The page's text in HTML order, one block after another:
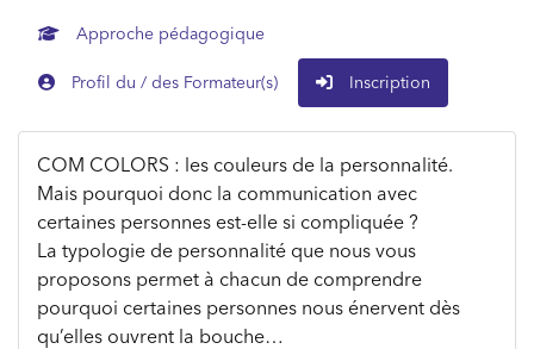
Approche pédagogique
Profil du / des Formateur(s) Inscription
COM COLORS : les couleurs de la personnalité.
Mais pourquoi donc la communication avec
certaines personnes est-elle si compliquée ?
La typologie de personnalité que nous vous
proposons permet à chacun de comprendre
pourquoi certaines personnes nous énervent dès
qu’elles ouvrent la bouche…